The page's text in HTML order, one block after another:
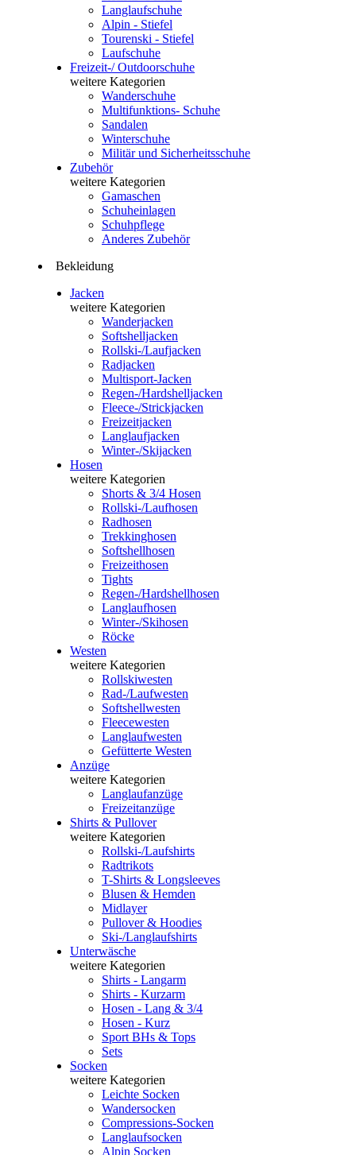
Langlaufschuhe
Alpin - Stiefel
Tourenski - Stiefel
Laufschuhe
Freizeit-/ Outdoorschuhe
weitere Kategorien
Wanderschuhe
Multifunktions- Schuhe
Sandalen
Winterschuhe
Militär und Sicherheitsschuhe
Zubehör
weitere Kategorien
Gamaschen
Schuheinlagen
Schuhpflege
Anderes Zubehör
Bekleidung
Jacken
weitere Kategorien
Wanderjacken
Softshelljacken
Rollski-/Laufjacken
Radjacken
Multisport-Jacken
Regen-/Hardshelljacken
Fleece-/Strickjacken
Freizeitjacken
Langlaufjacken
Winter-/Skijacken
Hosen
weitere Kategorien
Shorts & 3/4 Hosen
Rollski-/Laufhosen
Radhosen
Trekkinghosen
Softshellhosen
Freizeithosen
Tights
Regen-/Hardshellhosen
Langlaufhosen
Winter-/Skihosen
Röcke
Westen
weitere Kategorien
Rollskiwesten
Rad-/Laufwesten
Softshellwesten
Fleecewesten
Langlaufwesten
Gefütterte Westen
Anzüge
weitere Kategorien
Langlaufanzüge
Freizeitanzüge
Shirts & Pullover
weitere Kategorien
Rollski-/Laufshirts
Radtrikots
T-Shirts & Longsleeves
Blusen & Hemden
Midlayer
Pullover & Hoodies
Ski-/Langlaufshirts
Unterwäsche
weitere Kategorien
Shirts - Langarm
Shirts - Kurzarm
Hosen - Lang & 3/4
Hosen - Kurz
Sport BHs & Tops
Sets
Socken
weitere Kategorien
Leichte Socken
Wandersocken
Compressions-Socken
Langlaufsocken
Alpin Socken